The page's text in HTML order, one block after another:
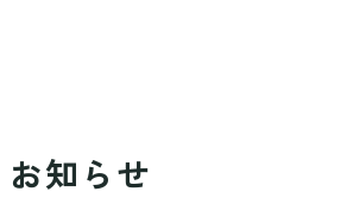
お知らせ